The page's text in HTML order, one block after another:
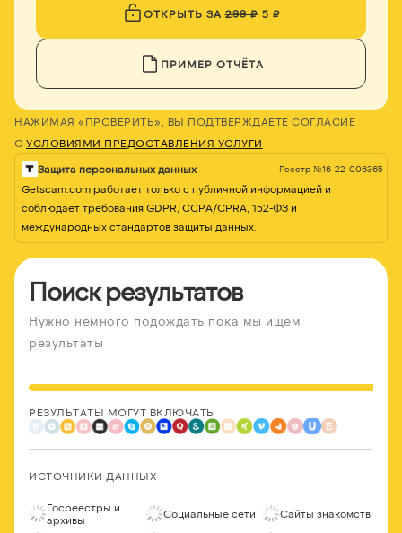
ОТКРЫТЬ ЗА299 ₽5 ₽
ПРИМЕР ОТЧЁТА
НАЖИМАЯ «ПРОВЕРИТЬ», ВЫ ПОДТВЕРЖДАЕТЕ СОГЛАСИЕ
С УСЛОВИЯМИ ПРЕДОСТАВЛЕНИЯ УСЛУГИ
Защита персональных данных Реестр №16-22-006365
Getscam.com работает только с публичной информацией и
соблюдает требования GDPR, CCPA/CPRA, 152-ФЗ и
международных стандартов защиты данных.
Поиск результатов
Нужно немного подождать пока мы ищем
результаты
РЕЗУЛЬТАТЫ МОГУТ ВКЛЮЧАТЬ
ИСТОЧНИКИ ДАННЫХ
Госреестры и
архивы
Социальные сети Сайты знакомств